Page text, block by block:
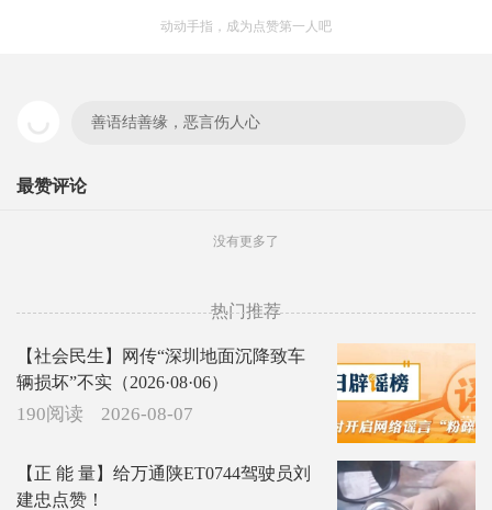
动动手指，成为点赞第一人吧
善语结善缘，恶言伤人心
最赞评论
没有更多了
热门推荐
【社会民生】网传“深圳地面沉降致车
辆损坏”不实（2026·08·06）
190阅读 2026-08-07
【正 能 量】给万通陕ET0744驾驶员刘
建忠点赞！